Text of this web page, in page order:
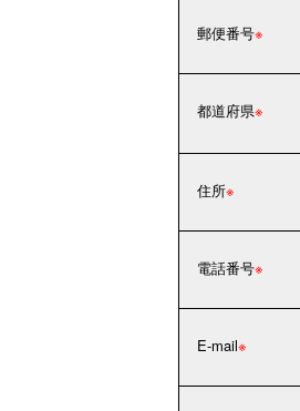
郵便番号
都道府県
住所
電話番号
E-mail